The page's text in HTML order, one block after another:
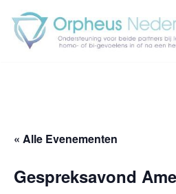
Ga
naar
« Alle Evenementen
Gespreksavond